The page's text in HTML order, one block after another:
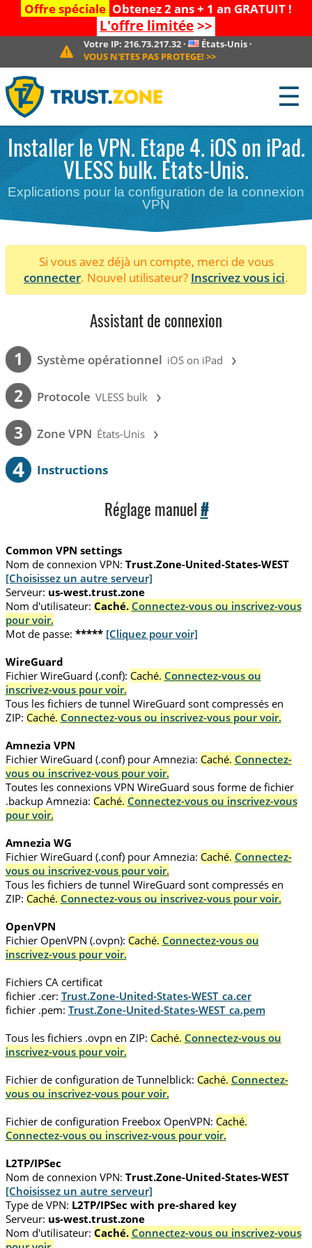
Offre spéciale Obtenez 2 ans + 1 an GRATUIT !
L'offre limitée>>
Votre IP:216.73.217.32 · États-Unis·
VOUS N'ETES PAS PROTEGE! >>
☰
Installer le VPN. Etape 4. iOS on iPad.
VLESS bulk. États-Unis.
Explications pour la configuration de la connexion
VPN
Si vous avez déjà un compte, merci de vous
connecter. Nouvel utilisateur? Inscrivez vous ici.
Assistant de connexion
1 Système opérationnel iOS on iPad ›
2 Protocole VLESS bulk ›
3 Zone VPN États-Unis ›
4 Instructions
Réglage manuel #
Common VPN settings
Nom de connexion VPN: Trust.Zone-United-States-WEST
[Choisissez un autre serveur]
Serveur: us-west.trust.zone
Nom d'utilisateur: Caché. Connectez-vous ou inscrivez-vous
pour voir.
Mot de passe: ***** [Cliquez pour voir]
WireGuard
Fichier WireGuard (.conf): Caché. Connectez-vous ou
inscrivez-vous pour voir.
Tous les fichiers de tunnel WireGuard sont compressés en
ZIP: Caché. Connectez-vous ou inscrivez-vous pour voir.
Amnezia VPN
Fichier WireGuard (.conf) pour Amnezia: Caché. Connectez-
vous ou inscrivez-vous pour voir.
Toutes les connexions VPN WireGuard sous forme de fichier
.backup Amnezia: Caché. Connectez-vous ou inscrivez-vous
pour voir.
Amnezia WG
Fichier WireGuard (.conf) pour Amnezia: Caché. Connectez-
vous ou inscrivez-vous pour voir.
Tous les fichiers de tunnel WireGuard sont compressés en
ZIP: Caché. Connectez-vous ou inscrivez-vous pour voir.
OpenVPN
Fichier OpenVPN (.ovpn): Caché. Connectez-vous ou
inscrivez-vous pour voir.
Fichiers CA certificat
fichier .cer: Trust.Zone-United-States-WEST_ca.cer
fichier .pem: Trust.Zone-United-States-WEST_ca.pem
Tous les fichiers .ovpn en ZIP: Caché. Connectez-vous ou
inscrivez-vous pour voir.
Fichier de configuration de Tunnelblick: Caché. Connectez-
vous ou inscrivez-vous pour voir.
Fichier de configuration Freebox OpenVPN: Caché.
Connectez-vous ou inscrivez-vous pour voir.
L2TP/IPSec
Nom de connexion VPN: Trust.Zone-United-States-WEST
[Choisissez un autre serveur]
Type de VPN: L2TP/IPSec with pre-shared key
Serveur: us-west.trust.zone
Nom d'utilisateur: Caché. Connectez-vous ou inscrivez-vous